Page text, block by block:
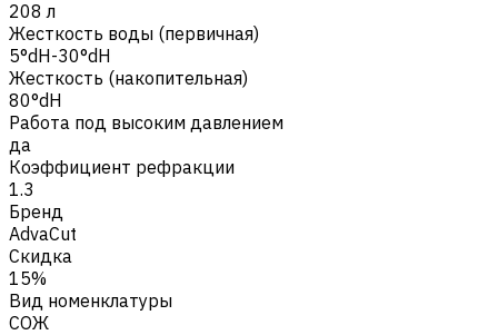
208 л
Жесткость воды (первичная)
5°dH-30°dH
Жесткость (накопительная)
80°dH
Работа под высоким давлением
да
Коэффициент рефракции
1.3
Бренд
AdvaCut
Скидка
15%
Вид номенклатуры
СОЖ